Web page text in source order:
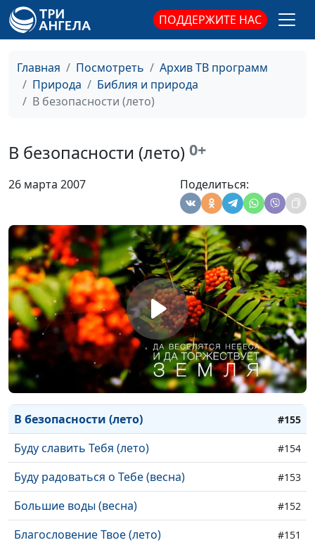
ПОДДЕРЖИТЕ НАС
Главная Посмотреть
Архив ТВ программ
Природа
Библия и природа
В безопасности (лето)
В безопасности (лето) 0+
26 марта 2007 Поделиться:
Снежная тишина (зима) #168
Очи всех уповают на Тебя (осень)
Осенний туман (осень)
Милосердие Его не истощилось
#162
Зачем сетует человек? (зима) #161
Задумчивый лес (зима) #160
Высокое небо (лето) #159
В теплых тонах (весна) #158
Вкусите, и увидите (лето) #157
Весенний этюд (лето) #156
В безопасности (лето) #155
Буду славить Тебя (лето) #154
Буду радоваться о Тебе (весна) #153
Большие воды (весна) #152
Благословение Твое (лето) #151